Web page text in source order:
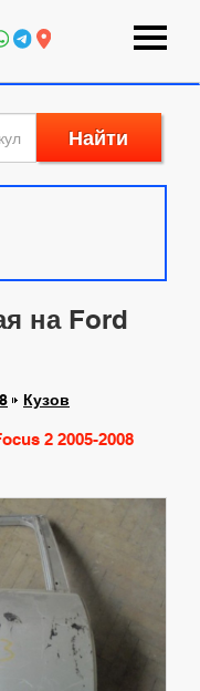
Найти
на Ford
Кузов
2 2005-2008